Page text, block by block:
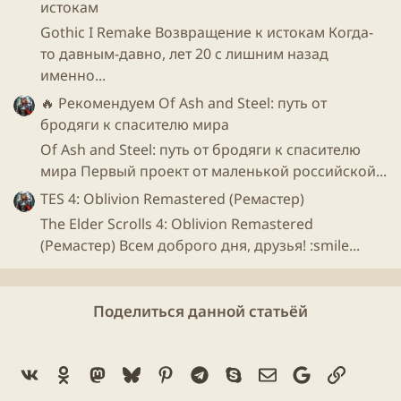
получении заветного «Level-up» автоматически
будут подрастать три любимые полосочки – красная
(здоровье) , синяя (магия) и зеленая (выносливость).
А во-вторых, герой сможет выбрать одну
уникальную способность на манер Fallout 3.
Потолок прокачки установлен на отметке в 50
уровней. Самое приятное, что совершенствовать
своего подотчетного персонажа можно и после
достижения 50-го уровня – просто прокачка будет
идти медленнее, чем раньше.
Боевая система станет более «динамичной и
большущего нововведения – игрок сможет
сражаться, держа по оружию в каждой руке. Хотя
каждую руку героя как различное оружие, так и
истокам
Gothic I Remake Возвращение к истокам Когда-
то давным-давно, лет 20 с лишним назад
именно...
🔥 Рекомендуем Of Ash and Steel: путь от
бродяги к спасителю мира
Of Ash and Steel: путь от бродяги к спасителю
мира Первый проект от маленькой российской...
TES 4: Oblivion Remastered (Ремастер)
The Elder Scrolls 4: Oblivion Remastered
(Ремастер) Всем доброго дня, друзья! :smile...
Поделиться данной статьёй
Vk Ok Mastodon
BlueskyPinterestTelegram
SkypeЭлектронная
GoogleСсылка